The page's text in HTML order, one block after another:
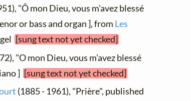
"Ô mon Dieu, vous m'avez blessé
or bass and organ ], from Les
[sung text not yet checked]
"O mon Dieu, vous m’avez blessé
] [sung text not yet checked]
(1885 - 1961), "Prière", published